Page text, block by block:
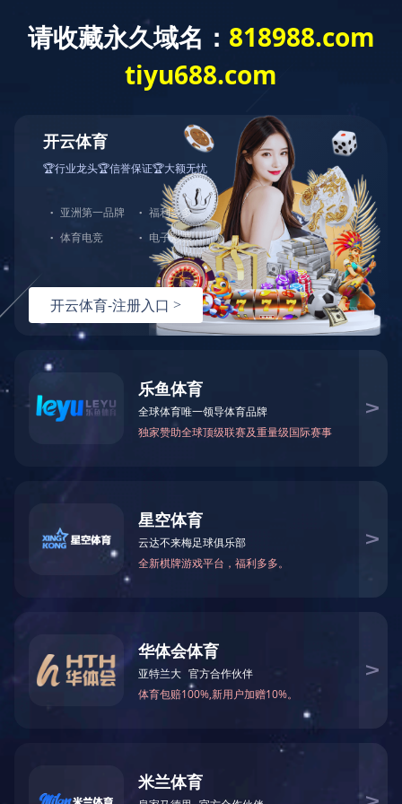
福建福州海西高新开发
区高新大道项目
>工程展示> 福建福州海西高新开发区高新大道项目
陕西西安金业观湖大第项目
首页| 集团概况| 企业文化|工程案例|科技创新|新闻资讯 人才招聘 | 联系我们
公司地址：福州市鼓楼区六一中路28号 佳盛广场21层 邮 箱: fjhhjs@163.com 电话：0591-83663198 83278738（人资部） 传 真: 0591-83663198 28922290
2018 星空网官网-星空online（中国） , All Rights Reserved
闽ICP备2022011005号-1